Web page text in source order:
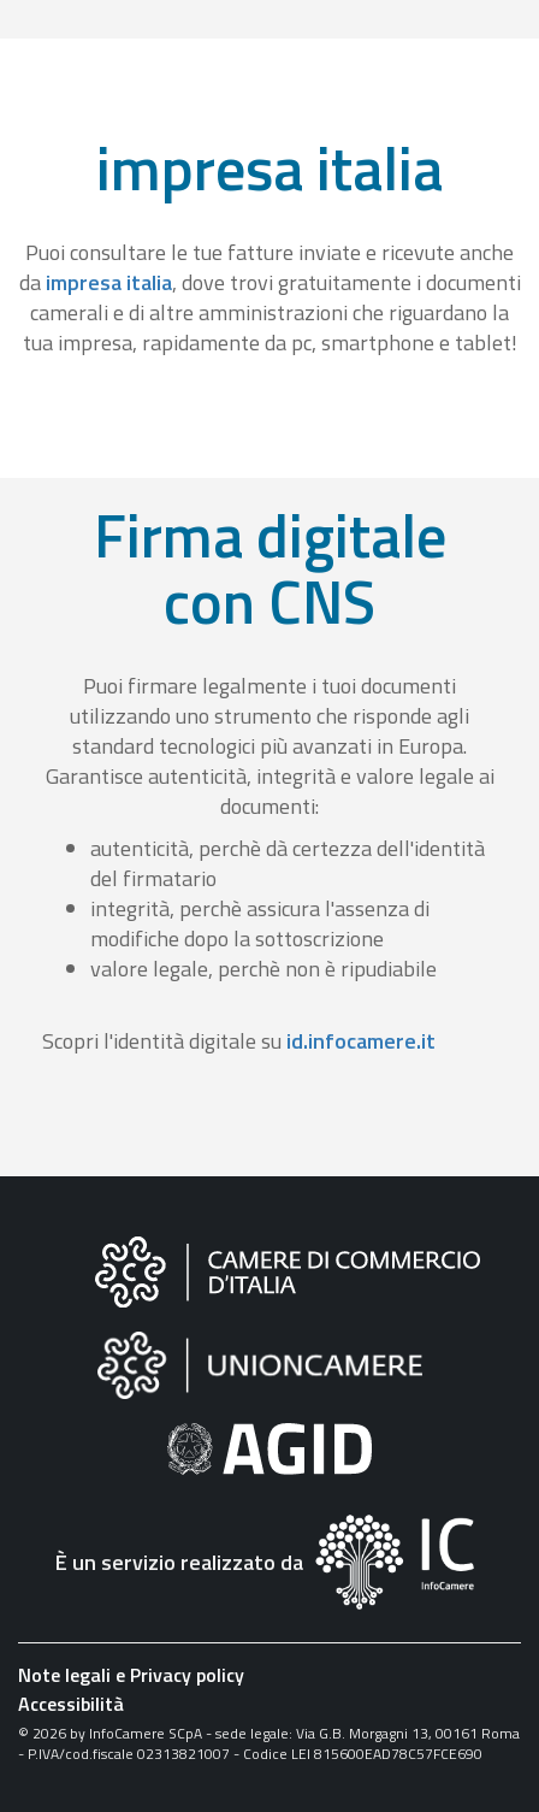
impresa italia
Puoi consultare le tue fatture inviate e ricevute anche
daimpresa italia, dove trovi gratuitamente i documenti
camerali e di altre amministrazioni che riguardano la
tua impresa, rapidamente da pc, smartphone e tablet!
Firma digitale
con CNS
Puoi firmare legalmente i tuoi documenti
utilizzando uno strumento che risponde agli
standard tecnologici più avanzati in Europa.
Garantisce autenticità, integrità e valore legale ai
documenti:
autenticità, perchè dà certezza dell'identità
del firmatario
integrità, perchè assicura l'assenza di
modifiche dopo la sottoscrizione
valore legale, perchè non è ripudiabile
Scopri l'identità digitale su id.infocamere.it
Informazioni
"Fattura
Elettronica"
È un servizio realizzato da
Note legali e Privacy policy
Accessibilità
© 2026 by InfoCamere SCpA - sede legale: Via G.B. Morgagni 13, 00161 Roma
- P.IVA/cod.fiscale 02313821007 - Codice LEI 815600EAD78C57FCE690